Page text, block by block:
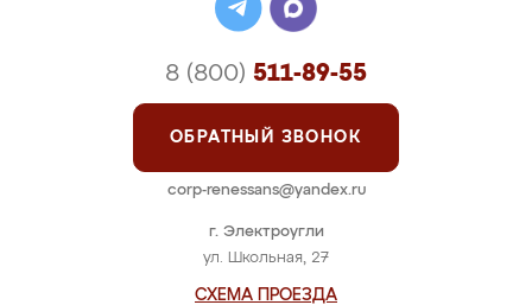
г. Электроугли
ул. Школьная, 27
СХЕМА ПРОЕЗДА
8 (800) 511-89-55
ОБРАТНЫЙ ЗВОНОК
corp-renessans@yandex.ru